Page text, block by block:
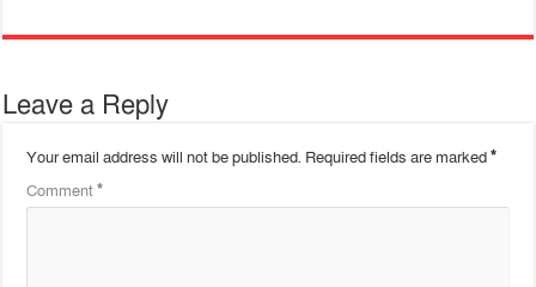
Leave a Reply
Your email address will not be published. Required fields are marked*
Comment*